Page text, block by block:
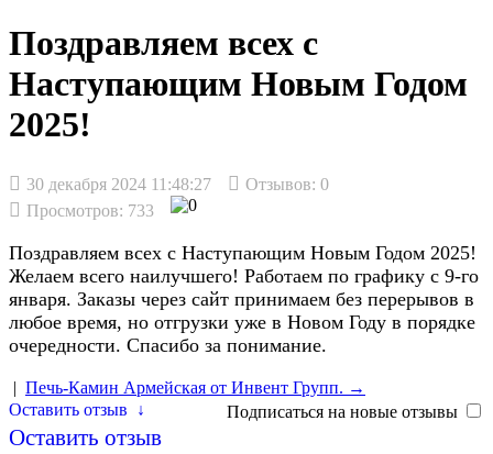
Поздравляем всех с
Наступающим Новым Годом
2025!
30 декабря 2024 11:48:27 Отзывов: 0
Просмотров: 733
Поздравляем всех с Наступающим Новым Годом 2025!
Желаем всего наилучшего! Работаем по графику с 9-го
января. Заказы через сайт принимаем без перерывов в
любое время, но отгрузки уже в Новом Году в порядке
очередности. Спасибо за понимание.
| Печь-Камин Армейская от Инвент Групп. →
Подписаться на новые отзывы
Оставить отзыв ↓
Оставить отзыв